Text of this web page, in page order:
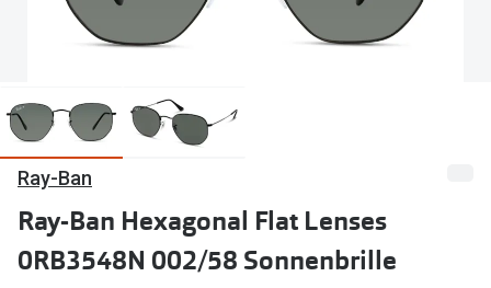
Lesebrillen
Brillen Sale
Marken
Ray-Ban
DbyD
Prada
Mit
Ray-Ban
Ray-Ban Hexagonal Flat Lenses
0RB3548N 002/58 Sonnenbrille